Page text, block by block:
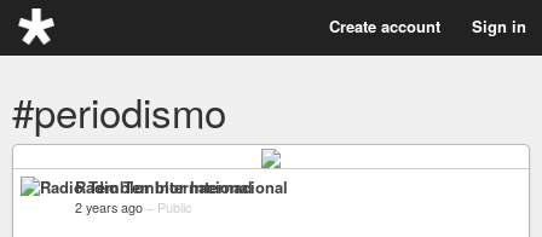
Create account Sign in
#periodismo
Radio Temblor Internacional
2 years ago – Public